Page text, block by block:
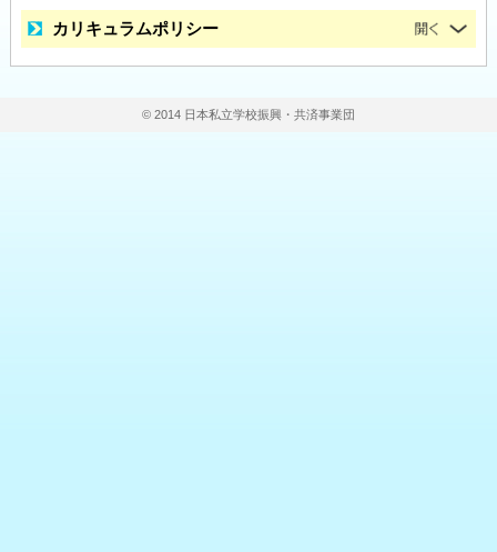
カリキュラムポリシー
© 2014 日本私立学校振興・共済事業団